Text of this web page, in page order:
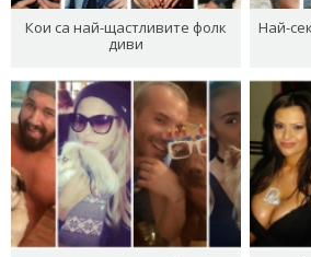
Кои са най-щастливите фолк
диви
Най-